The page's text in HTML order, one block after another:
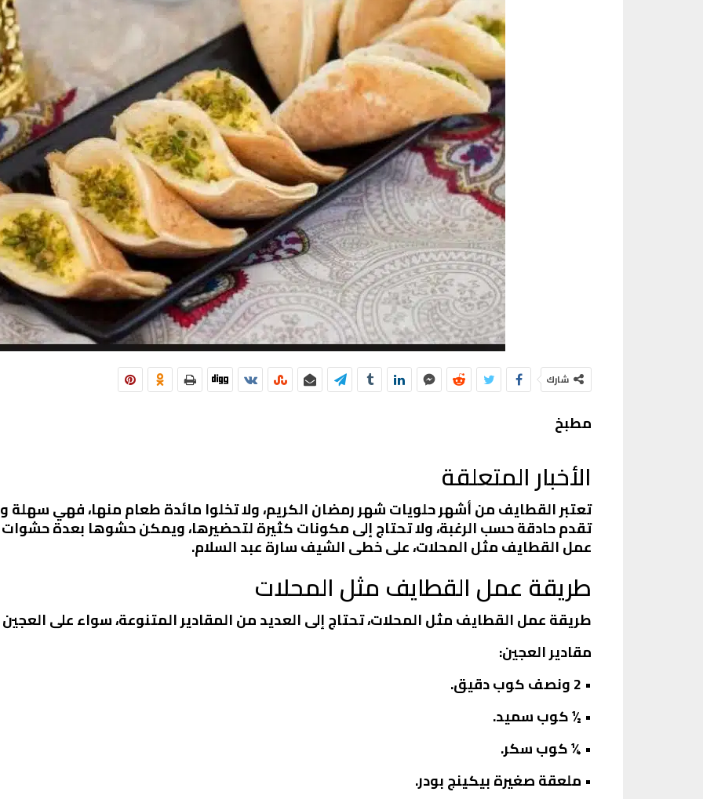
شارك
مطبخ
الأخبار المتعلقة
تعتبر القطايف من أشهر حلويات شهر رمضان الكريم، ولا تخلوا مائدة طعام منها، فهي سهلة
تقدم حادقة حسب الرغبة، ولا تحتاج إلى مكونات كثيرة لتحضيرها، ويمكن حشوها بعدة
عمل القطايف مثل المحلات، على خطى الشيف سارة عبد السلام.
طريقة عمل القطايف مثل المحلات
طريقة عمل القطايف مثل المحلات، تحتاج إلى العديد من المقادير المتنوعة، سواء على العجين
مقادير العجين:
• 2 ونصف كوب دقيق.
• ½ كوب سميد.
• ¼ كوب سكر.
• ملعقة صغيرة بيكينج بودر.